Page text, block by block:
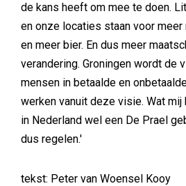
de kans heeft om mee te doen.
en onze locaties staan voor meer
en meer bier. En dus meer
verandering. Groningen wordt de
mensen in betaalde en
werken vanuit deze visie. Wat
in Nederland wel een De Prael
dus regelen.'
tekst: Peter van Woensel Kooy